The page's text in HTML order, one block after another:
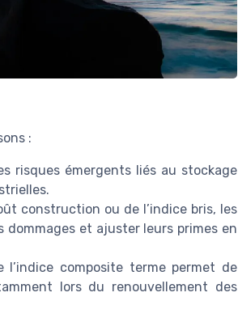
:
risques émergents liés au stockage
construction ou de l’indice bris, les
dommages et ajuster leurs primes en
l’indice composite terme permet de
lors du renouvellement des